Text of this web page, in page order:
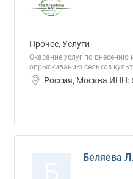
Прочее, Услуги
Оказание услуг по
опрыскиванию сельхоз
Россия, Москва ИНН:
Беляева